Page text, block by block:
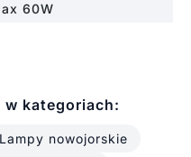
60W
kategoriach:
Lampy nowojorskie